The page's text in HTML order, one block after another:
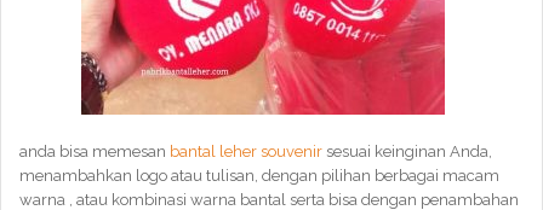
anda bisa memesan bantal leher souvenir sesuai keinginan Anda,
menambahkan logo atau tulisan, dengan pilihan berbagai macam
warna , atau kombinasi warna bantal serta bisa dengan penambahan